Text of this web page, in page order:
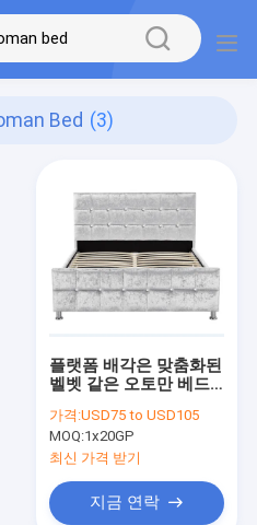
Bed (3)
플랫폼 배각은 맞춤화된
벨벳 같은 오토만 베드
했습니다
가격:USD75 to USD105
MOQ:1x20GP
최신 가격 받기
지금 연락